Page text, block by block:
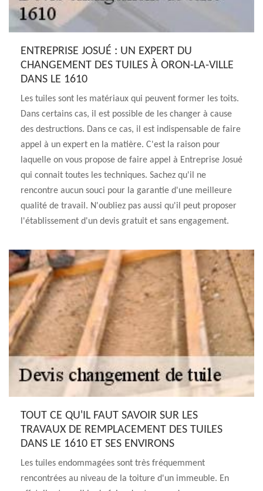
ENTREPRISE JOSUÉ : UN EXPERT DU
CHANGEMENT DES TUILES À ORON-LA-VILLE
DANS LE 1610
Les tuiles sont les matériaux qui peuvent former les toits.
Dans certains cas, il est possible de les changer à cause
des destructions. Dans ce cas, il est indispensable de faire
appel à un expert en la matière. C'est la raison pour
laquelle on vous propose de faire appel à Entreprise Josué
qui connait toutes les techniques. Sachez qu'il ne
rencontre aucun souci pour la garantie d'une meilleure
qualité de travail. N'oubliez pas aussi qu'il peut proposer
l'établissement d'un devis gratuit et sans engagement.
TOUT CE QU'IL FAUT SAVOIR SUR LES
TRAVAUX DE REMPLACEMENT DES TUILES
DANS LE 1610 ET SES ENVIRONS
Les tuiles endommagées sont très fréquemment
rencontrées au niveau de la toiture d'un immeuble. En